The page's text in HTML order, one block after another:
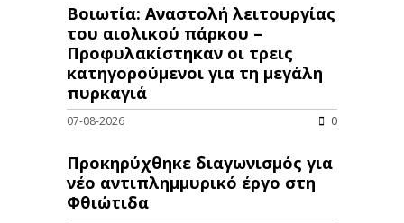
Βοιωτία: Αναστολή λειτουργίας
του αιολικού πάρκου –
Προφυλακίστηκαν οι τρεις
κατηγορούμενοι για τη μεγάλη
πυρκαγιά
07-08-2026 0
Προκηρύχθηκε διαγωνισμός για
νέo αντιπλημμυρικό έργο στη
Φθιώτιδα